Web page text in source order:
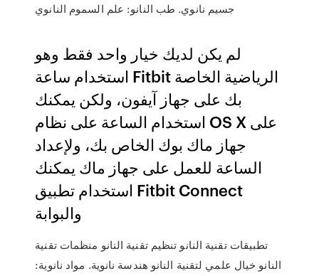
جسيم نانوي. طب النانو: علم السموم النانوي
لم يكن لديك خيار واحد فقط وهو
استخدام ساعة Fitbit الرياضية الخاصة
بك على جهاز آيفون، ولكن يمكنك
استخدام الساعة على نظام OS X على
جهاز ماك بوك الخاص بك، ولإعداد
الساعة للعمل على جهاز ماك يمكنك
استخدام تطبيق Fitbit Connect
والبوابة
تطبيقات تقنية النانو تنظيم تقنية النانو منظمات تقنية
النانو خيال علمي لتقنية النانو هندسة نانوية. مواد نانوية: